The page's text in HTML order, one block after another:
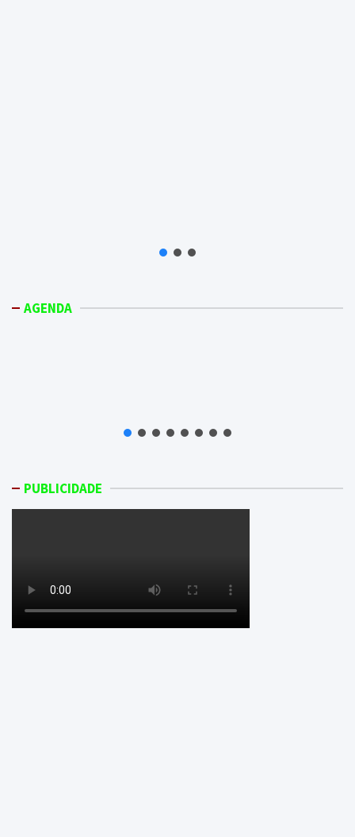
AGENDA
PUBLICIDADE